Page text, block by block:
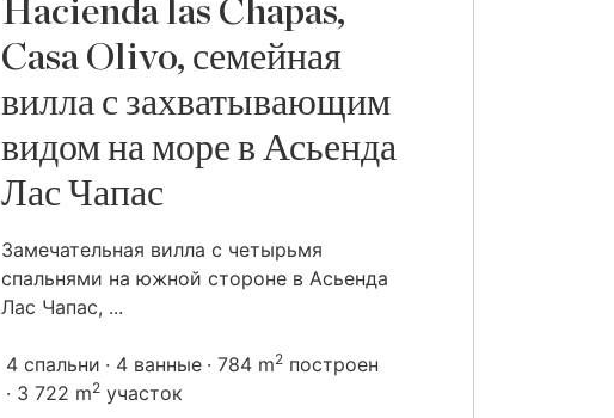
Hacienda las Chapas,
Casa Olivo, семейная
вилла с захватывающим
видом на море в Асьенда
Лас Чапас
Замечательная вилла с четырьмя
спальнями на южной стороне в Асьенда
Лас Чапас, ...
4 спальни 4 ванные 784 m2 построен
3 722 m2 участок